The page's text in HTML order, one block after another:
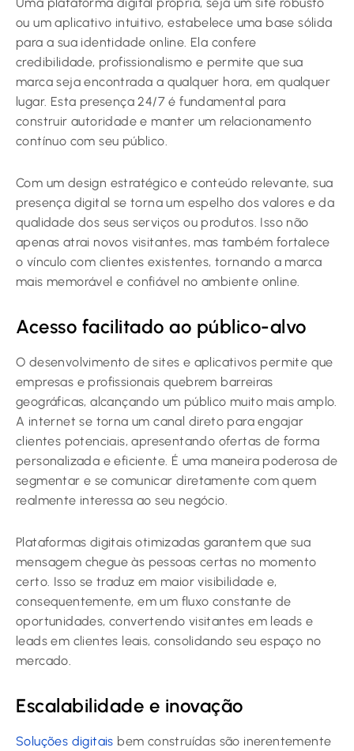
ou um aplicativo intuitivo, estabelece uma base sólida
para a sua identidade online. Ela confere
credibilidade, profissionalismo e permite que sua
marca seja encontrada a qualquer hora, em qualquer
lugar. Esta presença 24/7 é fundamental para
construir autoridade e manter um relacionamento
contínuo com seu público.
Com um design estratégico e conteúdo relevante, sua
presença digital se torna um espelho dos valores e da
qualidade dos seus serviços ou produtos. Isso não
apenas atrai novos visitantes, mas também fortalece
o vínculo com clientes existentes, tornando a marca
mais memorável e confiável no ambiente online.
Acesso facilitado ao público-alvo
O desenvolvimento de sites e aplicativos permite que
empresas e profissionais quebrem barreiras
geográficas, alcançando um público muito mais amplo.
A internet se torna um canal direto para engajar
clientes potenciais, apresentando ofertas de forma
personalizada e eficiente. É uma maneira poderosa de
segmentar e se comunicar diretamente com quem
realmente interessa ao seu negócio.
Plataformas digitais otimizadas garantem que sua
mensagem chegue às pessoas certas no momento
certo. Isso se traduz em maior visibilidade e,
consequentemente, em um fluxo constante de
oportunidades, convertendo visitantes em leads e
leads em clientes leais, consolidando seu espaço no
mercado.
Escalabilidade e inovação
Soluções digitais bem construídas são inerentemente